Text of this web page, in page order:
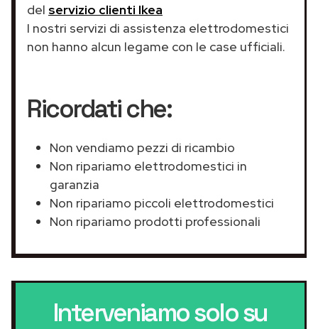
del servizio clienti Ikea
I nostri servizi di assistenza elettrodomestici
non hanno alcun legame con le case ufficiali.
Ricordati che:
Non vendiamo pezzi di ricambio
Non ripariamo elettrodomestici in
garanzia
Non ripariamo piccoli elettrodomestici
Non ripariamo prodotti professionali
Interveniamo solo su